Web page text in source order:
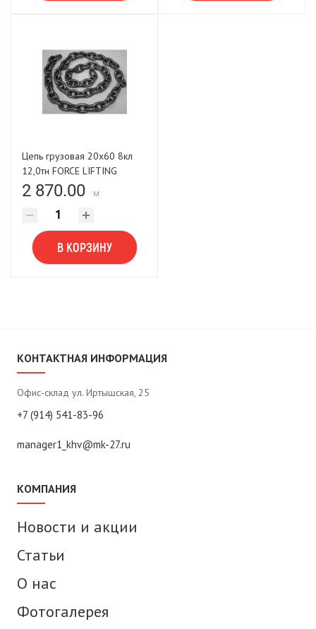
Цепь грузовая 20х60 8кл
12,0тн FORCE LIFTING
2 870.00 м
В КОРЗИНУ
КОНТАКТНАЯ ИНФОРМАЦИЯ
Офис-склад ул. Иртышская, 25
+7 (914) 541-83-96
manager1_khv@mk-27.ru
КОМПАНИЯ
Новости и акции
Статьи
О нас
Фотогалерея